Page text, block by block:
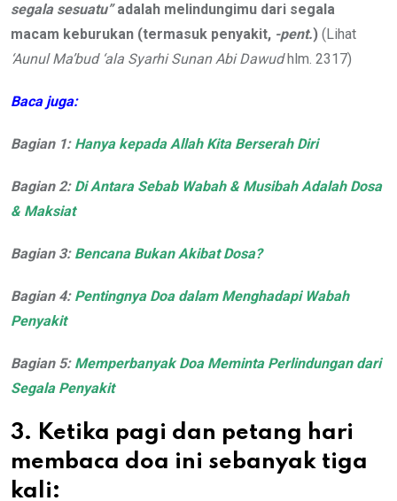
segala sesuatu”adalah melindungimu dari segala
macam keburukan (termasuk penyakit, -pent.) (Lihat
‘Aunul Ma’bud ‘ala Syarhi Sunan Abi Dawudhlm. 2317)
Baca juga:
Bagian 1: Hanya kepada Allah Kita Berserah Diri
Bagian 2: Di Antara Sebab Wabah & Musibah Adalah Dosa
& Maksiat
Bagian 3: Bencana Bukan Akibat Dosa?
Bagian 4: Pentingnya Doa dalam Menghadapi Wabah
Penyakit
Bagian 5: Memperbanyak Doa Meminta Perlindungan dari
Segala Penyakit
3. Ketika pagi dan petang hari
membaca doa ini sebanyak tiga
kali: